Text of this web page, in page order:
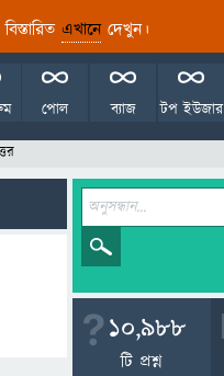
এখানেদেখুন।
টপ ইউজার
ব্যাজ
পোল
10,988
টি প্রশ্ন